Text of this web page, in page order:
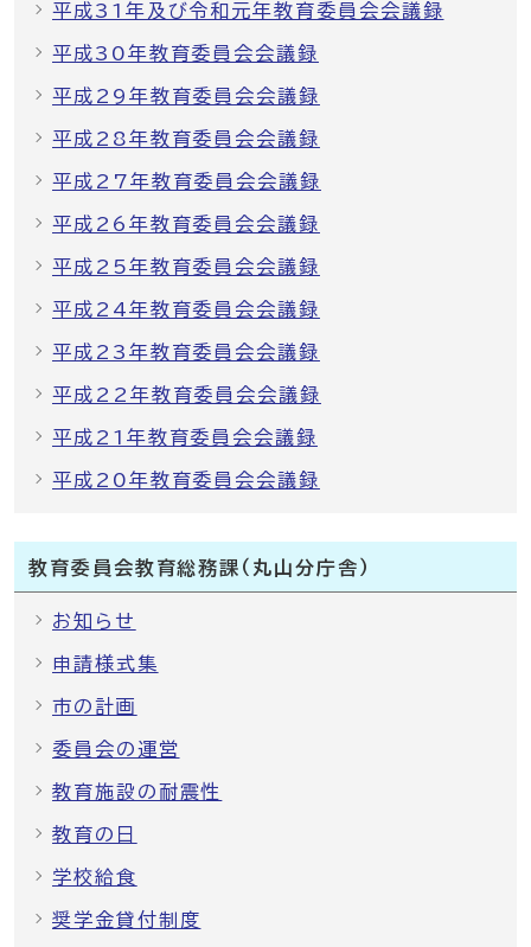
平成31年及び令和元年教育委員会会議録
平成30年教育委員会会議録
平成29年教育委員会会議録
平成28年教育委員会会議録
平成27年教育委員会会議録
平成26年教育委員会会議録
平成25年教育委員会会議録
平成24年教育委員会会議録
平成23年教育委員会会議録
平成22年教育委員会会議録
平成21年教育委員会会議録
平成20年教育委員会会議録
教育委員会教育総務課（丸山分庁舎）
お知らせ
申請様式集
市の計画
委員会の運営
教育施設の耐震性
教育の日
学校給食
奨学金貸付制度